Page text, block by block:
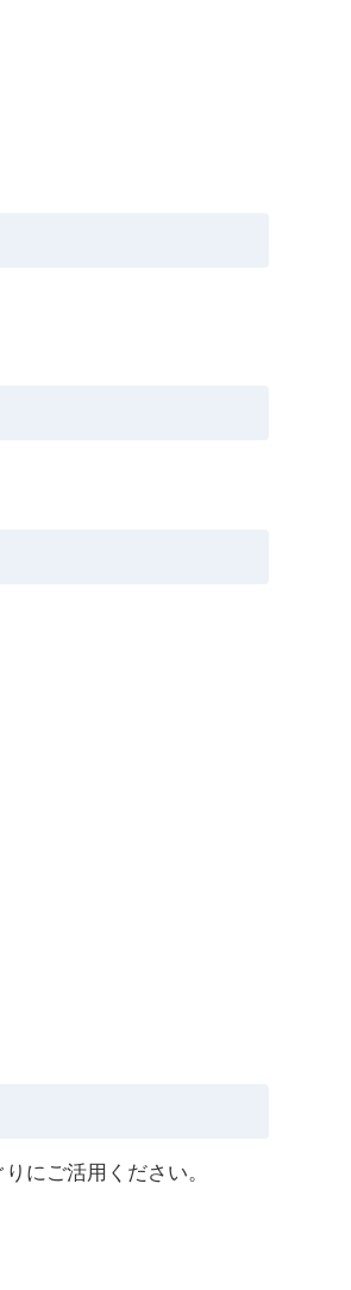
にご活用ください。